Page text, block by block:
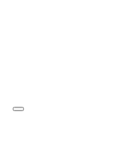
Hamburger Toggle Menu